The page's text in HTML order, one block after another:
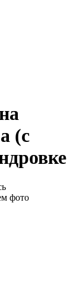
(с
фото